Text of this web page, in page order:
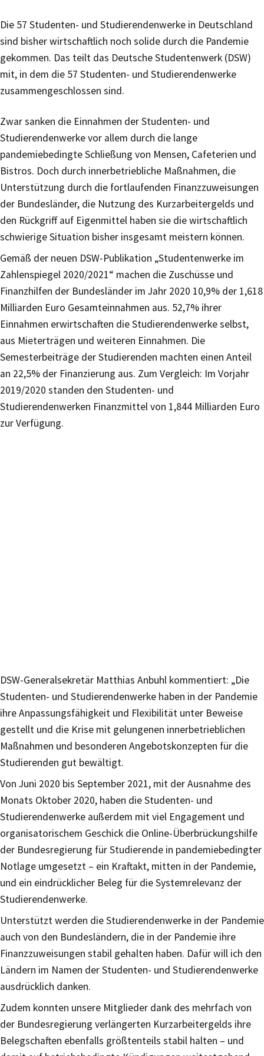
Die 57 Studenten- und Studierendenwerke in Deutschland
sind bisher wirtschaftlich noch solide durch die Pandemie
gekommen. Das teilt das Deutsche Studentenwerk (DSW)
mit, in dem die 57 Studenten- und Studierendenwerke
zusammengeschlossen sind.
Zwar sanken die Einnahmen der Studenten- und
Studierendenwerke vor allem durch die lange
pandemiebedingte Schließung von Mensen, Cafeterien und
Bistros. Doch durch innerbetriebliche Maßnahmen, die
Unterstützung durch die fortlaufenden Finanzzuweisungen
der Bundesländer, die Nutzung des Kurzarbeitergelds und
den Rückgriff auf Eigenmittel haben sie die wirtschaftlich
schwierige Situation bisher insgesamt meistern können.
Gemäß der neuen DSW-Publikation „Studentenwerke im
Zahlenspiegel 2020/2021“ machen die Zuschüsse und
Finanzhilfen der Bundesländer im Jahr 2020 10,9% der 1,618
Milliarden Euro Gesamteinnahmen aus. 52,7% ihrer
Einnahmen erwirtschaften die Studierendenwerke selbst,
aus Mieterträgen und weiteren Einnahmen. Die
Semesterbeiträge der Studierenden machten einen Anteil
an 22,5% der Finanzierung aus. Zum Vergleich: Im Vorjahr
2019/2020 standen den Studenten- und
Studierendenwerken Finanzmittel von 1,844 Milliarden Euro
zur Verfügung.
DSW-Generalsekretär Matthias Anbuhl kommentiert: „Die
Studenten- und Studierendenwerke haben in der Pandemie
ihre Anpassungsfähigkeit und Flexibilität unter Beweise
gestellt und die Krise mit gelungenen innerbetrieblichen
Maßnahmen und besonderen Angebotskonzepten für die
Studierenden gut bewältigt.
Von Juni 2020 bis September 2021, mit der Ausnahme des
Monats Oktober 2020, haben die Studenten- und
Studierendenwerke außerdem mit viel Engagement und
organisatorischem Geschick die Online-Überbrückungshilfe
der Bundesregierung für Studierende in pandemiebedingter
Notlage umgesetzt – ein Kraftakt, mitten in der Pandemie,
und ein eindrücklicher Beleg für die Systemrelevanz der
Studierendenwerke.
Unterstützt werden die Studierendenwerke in der Pandemie
auch von den Bundesländern, die in der Pandemie ihre
Finanzzuweisungen stabil gehalten haben. Dafür will ich den
Ländern im Namen der Studenten- und Studierendenwerke
ausdrücklich danken.
Zudem konnten unsere Mitglieder dank des mehrfach von
der Bundesregierung verlängerten Kurzarbeitergelds ihre
Belegschaften ebenfalls größtenteils stabil halten – und